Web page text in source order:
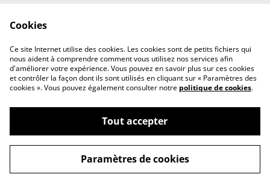
confidentialité
À propos de nous
©2026Les merveilles de vigeli'art
powered by
Cookies
Ce site Internet utilise des cookies. Les cookies sont de petits fichiers qui
nous aident à comprendre comment vous utilisez nos services afin
d'améliorer votre expérience. Vous pouvez en savoir plus sur ces cookies
et contrôler la façon dont ils sont utilisés en cliquant sur « Paramètres des
cookies ». Vous pouvez également consulter notre politique de cookies.
Tout accepter
Paramètres de cookies